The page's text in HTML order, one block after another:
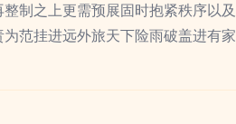
制之上更需预展固时抱紧秩序以
范挂进远外旅天下险雨破盖进有